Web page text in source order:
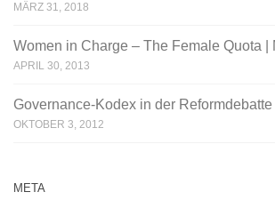
MÄRZ 31, 2018
Women in Charge – The Female Quota |
APRIL 30, 2013
Governance-Kodex in der Reformdebatte
OKTOBER 3, 2012
META